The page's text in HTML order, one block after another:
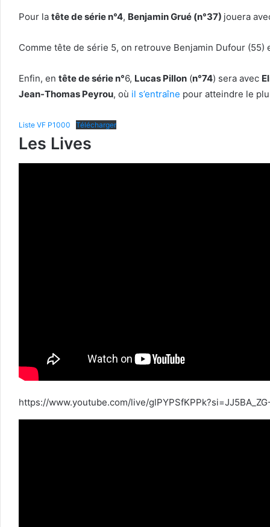
Pour la tête de série n°4, Benjamin Grué (n°37) jouera
Comme tête de série 5, on retrouve Benjamin Dufour
Enfin, en tête de série n°6, Lucas Pillon (n°74) sera avec
Jean-Thomas Peyrou, où il s’entraîne pour atteindre le
Liste VF P1000 Télécharger
Les Lives
https://www.youtube.com/live/